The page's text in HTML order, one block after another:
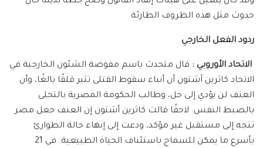
حدوث مثل هذه الظروف الطارئة
ردود الفعل الخارجي
الاتحاد الأوروبي : قال متحدث باسم مفوضة الشئون الخارجية في
الاتحاد كاثرين آشتون أن أنباء سقوط القتلى تثير قلقًا بالغًا، وأن
العنف لن يؤدي إلى حل، وطالب الحكومة المصرية بالتحلى
بالضبط النفس. لاحقًا قالت كاثرين أشتون إن العنف جعل مصر
تتجه إلى مستقبل غير مؤكد، ودعت إلى إنهاء حالة الطوارئ
بأسرع ما يمكن للسماح باستئناف الحياة الطبيعية. في 21